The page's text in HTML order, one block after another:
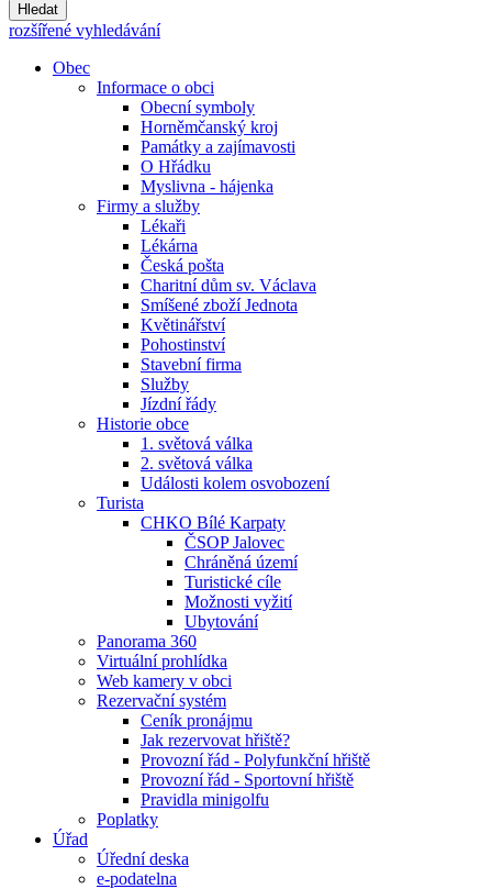
Hledat
rozšířené vyhledávání
Obec
Informace o obci
Obecní symboly
Horněmčanský kroj
Památky a zajímavosti
O Hřádku
Myslivna - hájenka
Firmy a služby
Lékaři
Lékárna
Česká pošta
Charitní dům sv. Václava
Smíšené zboží Jednota
Květinářství
Pohostinství
Stavební firma
Služby
Jízdní řády
Historie obce
1. světová válka
2. světová válka
Události kolem osvobození
Turista
CHKO Bílé Karpaty
ČSOP Jalovec
Chráněná území
Turistické cíle
Možnosti vyžití
Ubytování
Panorama 360
Virtuální prohlídka
Web kamery v obci
Rezervační systém
Ceník pronájmu
Jak rezervovat hřiště?
Provozní řád - Polyfunkční hřiště
Provozní řád - Sportovní hřiště
Pravidla minigolfu
Poplatky
Úřad
Úřední deska
e-podatelna